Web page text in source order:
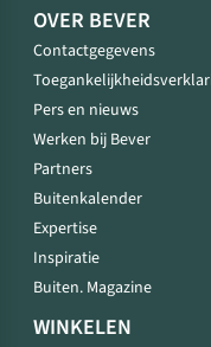
OVER BEVER
Contactgegevens
Pers en nieuws
Werken bij Bever
Partners
Buitenkalender
Expertise
Inspiratie
Buiten. Magazine
WINKELEN